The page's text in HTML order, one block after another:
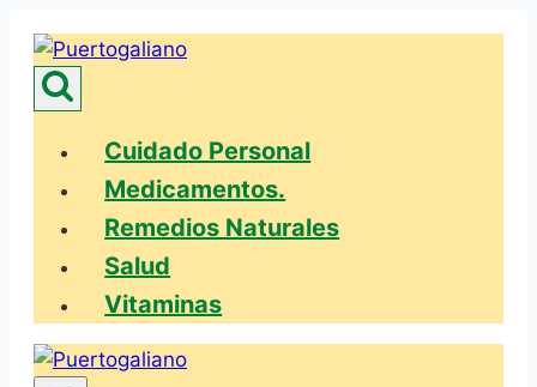
contenido
Cuidado Personal
Medicamentos.
Remedios Naturales
Salud
Vitaminas